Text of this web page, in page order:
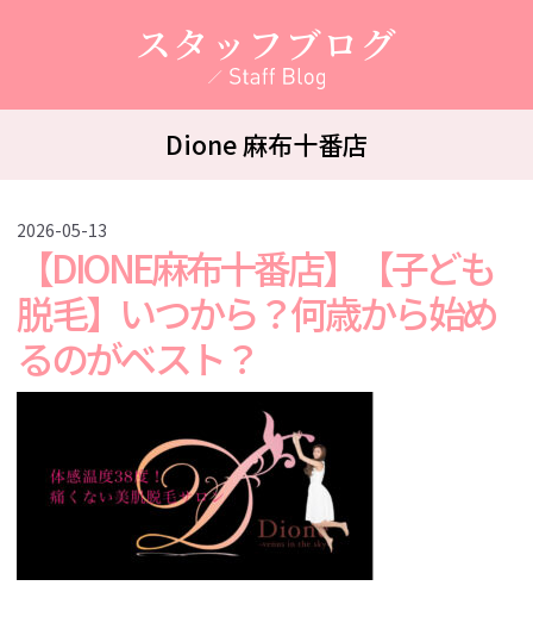
スタッフブログ
Dione 麻布十番店
2026-05-13
【DIONE麻布十番店】【子ども
脱毛】いつから？何歳から始め
るのがベスト？